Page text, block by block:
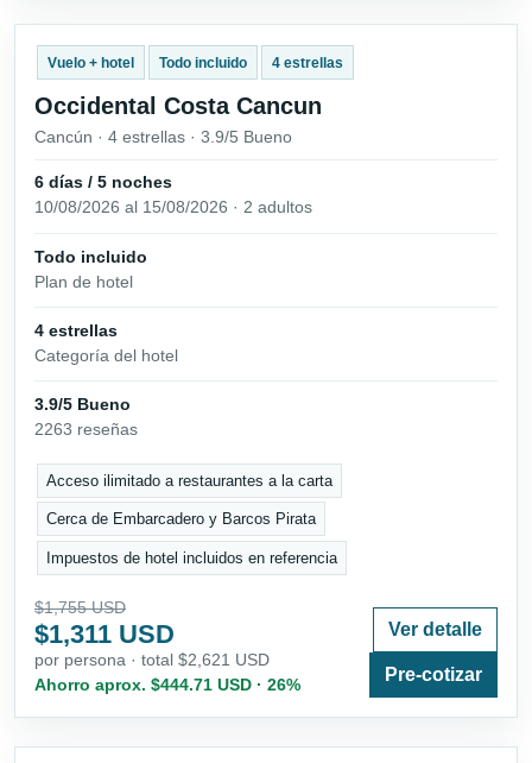
Vuelo + hotel Todo incluido 4 estrellas
Occidental Costa Cancun
Cancún · 4 estrellas · 3.9/5 Bueno
6 días / 5 noches
10/08/2026 al 15/08/2026 · 2 adultos
Todo incluido
Plan de hotel
4 estrellas
Categoría del hotel
3.9/5 Bueno
2263 reseñas
Acceso ilimitado a restaurantes a la carta
Cerca de Embarcadero y Barcos Pirata
Impuestos de hotel incluidos en referencia
$1,755 USD
$1,311 USD
por persona · total $2,621 USD
Ahorro aprox. $444.71 USD · 26%
Ver detalle
Pre-cotizar